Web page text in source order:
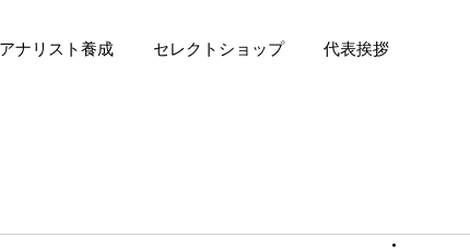
ナリスト養成 セレクトショップ 代表挨拶